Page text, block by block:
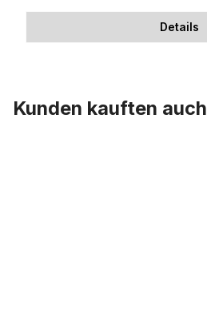
Details
Kunden kauften auch